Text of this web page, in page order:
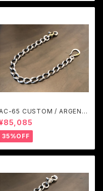
65 CUSTOM / ARGENT
35%OFF